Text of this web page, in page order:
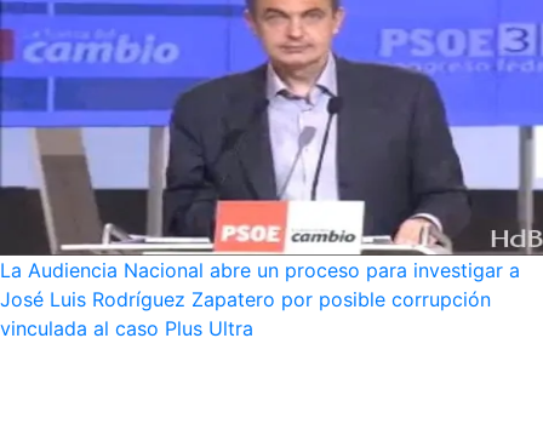
La Audiencia Nacional abre un proceso para investigar a
José Luis Rodríguez Zapatero por posible corrupción
vinculada al caso Plus Ultra